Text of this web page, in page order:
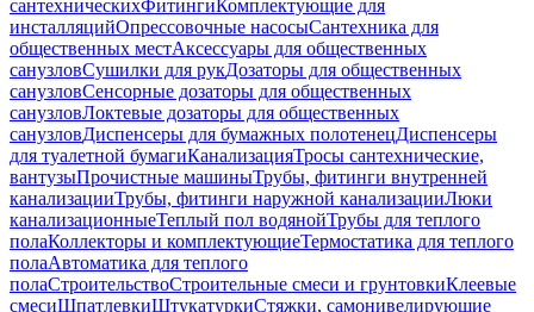
сантехническихФитингиКомплектующие для
инсталляцийОпрессовочные насосыСантехника для
общественных местАксессуары для общественных
санузловСушилки для рукДозаторы для общественных
санузловСенсорные дозаторы для общественных
санузловЛоктевые дозаторы для общественных
санузловДиспенсеры для бумажных полотенецДиспенсеры
для туалетной бумагиКанализацияТросы сантехнические,
вантузыПрочистные машиныТрубы, фитинги внутренней
канализацииТрубы, фитинги наружной канализацииЛюки
канализационныеТеплый пол водянойТрубы для теплого
полаКоллекторы и комплектующиеТермостатика для теплого
полаАвтоматика для теплого
полаСтроительствоСтроительные смеси и грунтовкиКлеевые
смесиШпатлевкиШтукатуркиСтяжки, самонивелирующие